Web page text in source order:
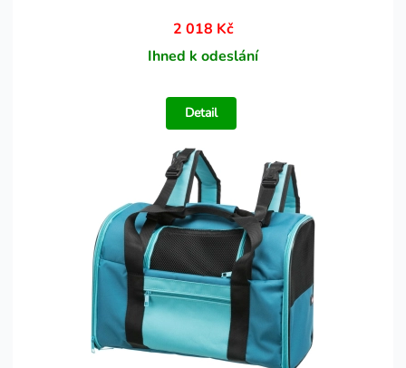
2 018 Kč
Ihned k odeslání
Detail